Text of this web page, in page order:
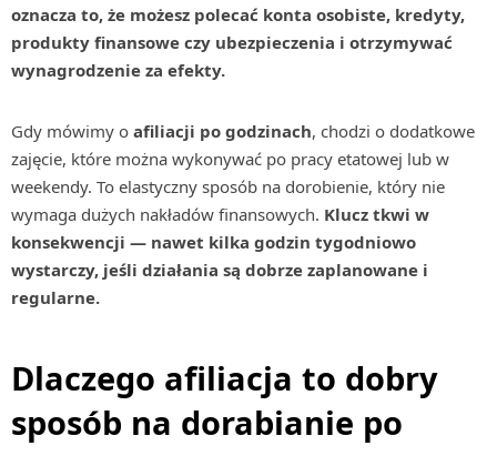
oznacza to, że możesz polecać konta osobiste, kredyty,
produkty finansowe czy ubezpieczenia i otrzymywać
wynagrodzenie za efekty.
Gdy mówimy o afiliacji po godzinach, chodzi o dodatkowe
zajęcie, które można wykonywać po pracy etatowej lub w
weekendy. To elastyczny sposób na dorobienie, który nie
wymaga dużych nakładów finansowych. Klucz tkwi w
konsekwencji — nawet kilka godzin tygodniowo
wystarczy, jeśli działania są dobrze zaplanowane i
regularne.
Dlaczego afiliacja to dobry
sposób na dorabianie po